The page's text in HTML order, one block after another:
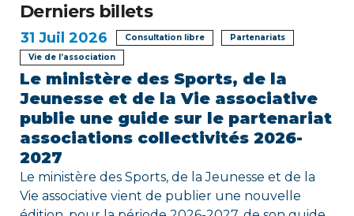
d
e
l
’
a
r
t
Derniers billets
31 Juil 2026 Consultation libre
Partenariats
Vie de l’association
Le ministère des Sports, de la
Jeunesse et de la Vie associative
publie une guide sur le partenariat
associations collectivités 2026-
2027
Le ministère des Sports, de la Jeunesse et de la
Vie associative vient de publier une nouvelle